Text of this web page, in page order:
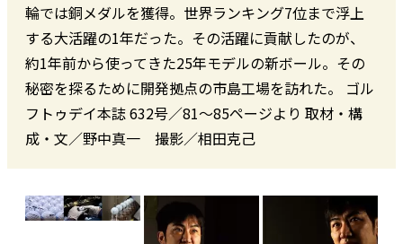
輪では銅メダルを獲得。世界ランキング7位まで浮上
する大活躍の1年だった。その活躍に貢献したのが、
約1年前から使ってきた25年モデルの新ボール。その
秘密を探るために開発拠点の市島工場を訪れた。 ゴル
フトゥデイ本誌 632号／81～85ページより 取材・構
成・文／野中真一 撮影／相田克己